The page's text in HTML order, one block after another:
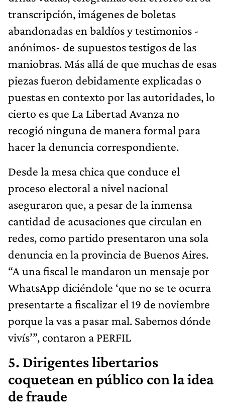
transcripción, imágenes de boletas
abandonadas en baldíos y testimonios -
anónimos- de supuestos testigos de las
maniobras. Más allá de que muchas de esas
piezas fueron debidamente explicadas o
puestas en contexto por las autoridades, lo
cierto es que La Libertad Avanza no
recogió ninguna de manera formal para
hacer la denuncia correspondiente.
Desde la mesa chica que conduce el
proceso electoral a nivel nacional
aseguraron que, a pesar de la inmensa
cantidad de acusaciones que circulan en
redes, como partido presentaron una sola
denuncia en la provincia de Buenos Aires.
“A una fiscal le mandaron un mensaje por
WhatsApp diciéndole ‘que no se te ocurra
presentarte a fiscalizar el 19 de noviembre
porque la vas a pasar mal. Sabemos dónde
vivís’”, contaron a PERFIL
5. Dirigentes libertarios
coquetean en público con la idea
de fraude